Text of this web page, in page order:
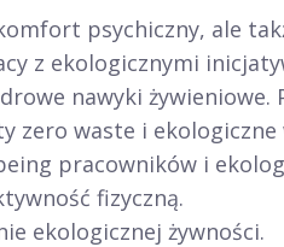
psychiczny, ale
z ekologicznymi
nawyki
zero waste i ekologiczne
pracowników i
fizyczną.
ekologicznej żywności.